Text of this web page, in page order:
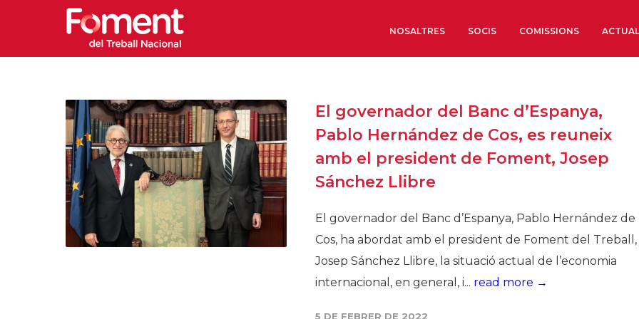
NOSALTRES
Òrgans de Govern
Òrgans Consultius
Estructura Executiva
Econòmics i Socials
Organitzacions
Organitzacions
SOCIS COMISSIONS
El governador del Banc d’Espanya,
Pablo Hernández de Cos, es reuneix
amb el president de Foment, Josep
Sánchez Llibre
El governador del Banc d’Espanya, Pablo Hernández de
Cos, ha abordat amb el president de Foment del Treball,
Josep Sánchez Llibre, la situació actual de l’economia
internacional, en general, i... read more →
5 DE FEBRER DE 2022